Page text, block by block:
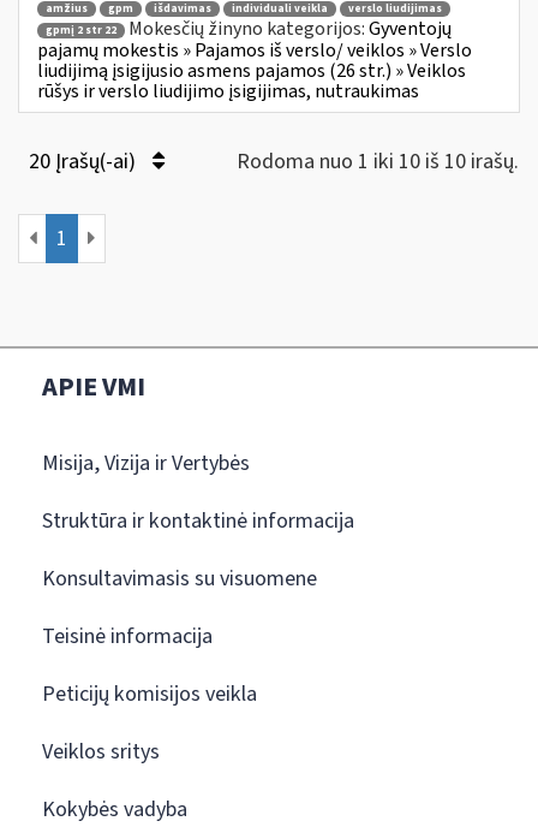
amžius gpm išdavimas individuali veikla
verslo liudijimas
gpmį 2 str 22
Mokesčių žinyno kategorijos:Gyventojų
pajamų mokestis » Pajamos iš verslo/ veiklos » Verslo
liudijimą įsigijusio asmens pajamos (26 str.) » Veiklos
rūšys ir verslo liudijimo įsigijimas, nutraukimas
20 Įrašų(-ai) Rodoma nuo 1 iki 10 iš 10 irašų.
1
APIE VMI
Misija, Vizija ir Vertybės
Struktūra ir kontaktinė informacija
Konsultavimasis su visuomene
Teisinė informacija
Peticijų komisijos veikla
Veiklos sritys
Kokybės vadyba